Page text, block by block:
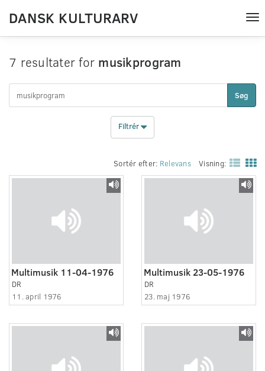
DANSK KULTURARV
7 resultater for musikprogram
Søg
Filtrér
Sortér efter: Relevans Visning:
Multimusik 11-04-1976
DR
11. april 1976
Multimusik 23-05-1976
DR
23. maj 1976